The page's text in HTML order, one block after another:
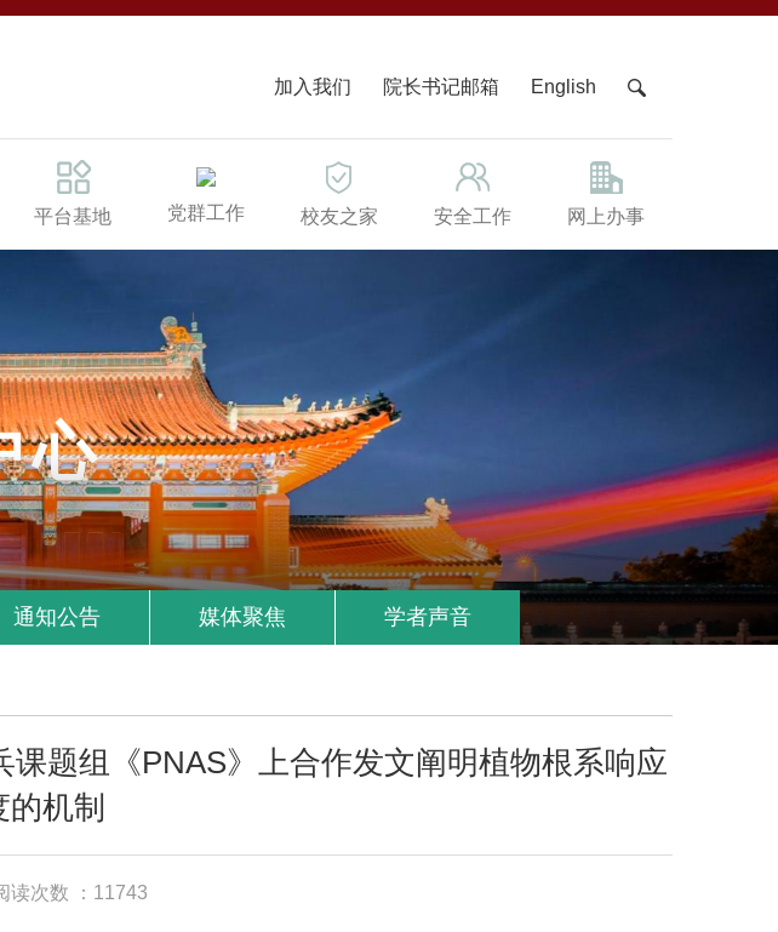
加入我们 院长书记邮箱 English
平台基地 党群工作 校友之家 安全工作 网上办事
心
通知公告 媒体聚焦 学者声音
题组《PNAS》上合作发文阐明植物根系响应
机制
读次数 ：11743